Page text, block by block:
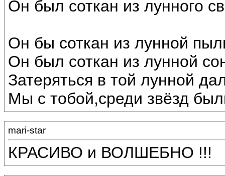
Он был соткан из лунного
Он бы соткан из лунной
Он был соткан из лунной
Затеряться в той лунной
Мы с тобой,среди звёзд
mari-star
КРАСИВО и ВОЛШЕБНО !!!